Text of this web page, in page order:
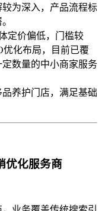
为深入，产品流程标
定价偏低，门槛较
化布局，目前已覆
数量的中小商家服务
养护门店，满足基础
优化服务商